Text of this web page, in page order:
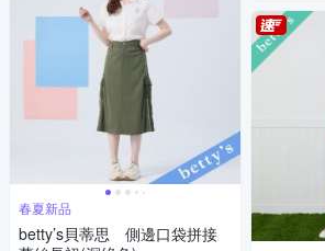
春夏新品
betty’s貝蒂思 側邊口袋拼接